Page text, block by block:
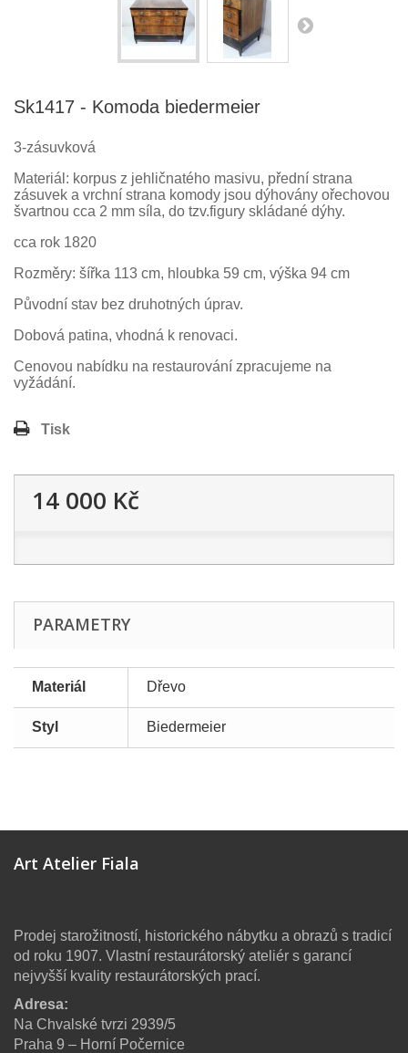
Sk1417 - Komoda biedermeier
3-zásuvková
Materiál: korpus z jehličnatého masivu, přední strana
zásuvek a vrchní strana komody jsou dýhovány ořechovou
švartnou cca 2 mm síla, do tzv.figury skládané dýhy.
cca rok 1820
Rozměry: šířka 113 cm, hloubka 59 cm, výška 94 cm
Původní stav bez druhotných úprav.
Dobová patina, vhodná k renovaci.
Cenovou nabídku na restaurování zpracujeme na
vyžádání.
Tisk
14 000 Kč
PARAMETRY
Materiál Dřevo
Styl Biedermeier
Art Atelier Fiala
Prodej starožitností, historického nábytku a obrazů s tradicí
od roku 1907. Vlastní restaurátorský ateliér s garancí
nejvyšší kvality restaurátorských prací.
Adresa:
Na Chvalské tvrzi 2939/5
Praha 9 – Horní Počernice